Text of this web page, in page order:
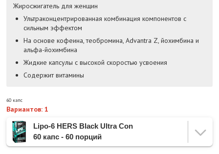
Жиросжигатель для женщин
Ультраконцентрированная комбинация компонентов с
сильным эффектом
На основе кофеина, теобромина, Advantra Z, йохимбина и
альфа-йохимбина
Жидкие капсулы с высокой скоростью усвоения
Содержит витамины
60 капс
Вариантов: 1
Lipo-6 HERS Black Ultra Con
60 капс - 60 порций